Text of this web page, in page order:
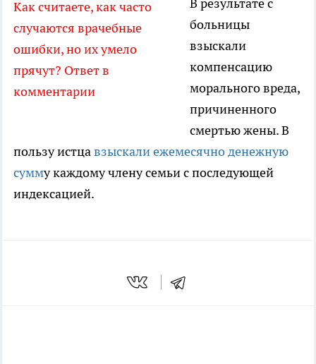
Как считаете, как часто
случаются врачебные
ошибки, но их умело
прячут? Ответ в
комментарии
больницы
взыскали
компенсацию
морального вреда,
причиненного
смертью жены. В
пользу истцавзыскали ежемесячно денежную
сумму каждому члену семьи с последующей
индексацией.